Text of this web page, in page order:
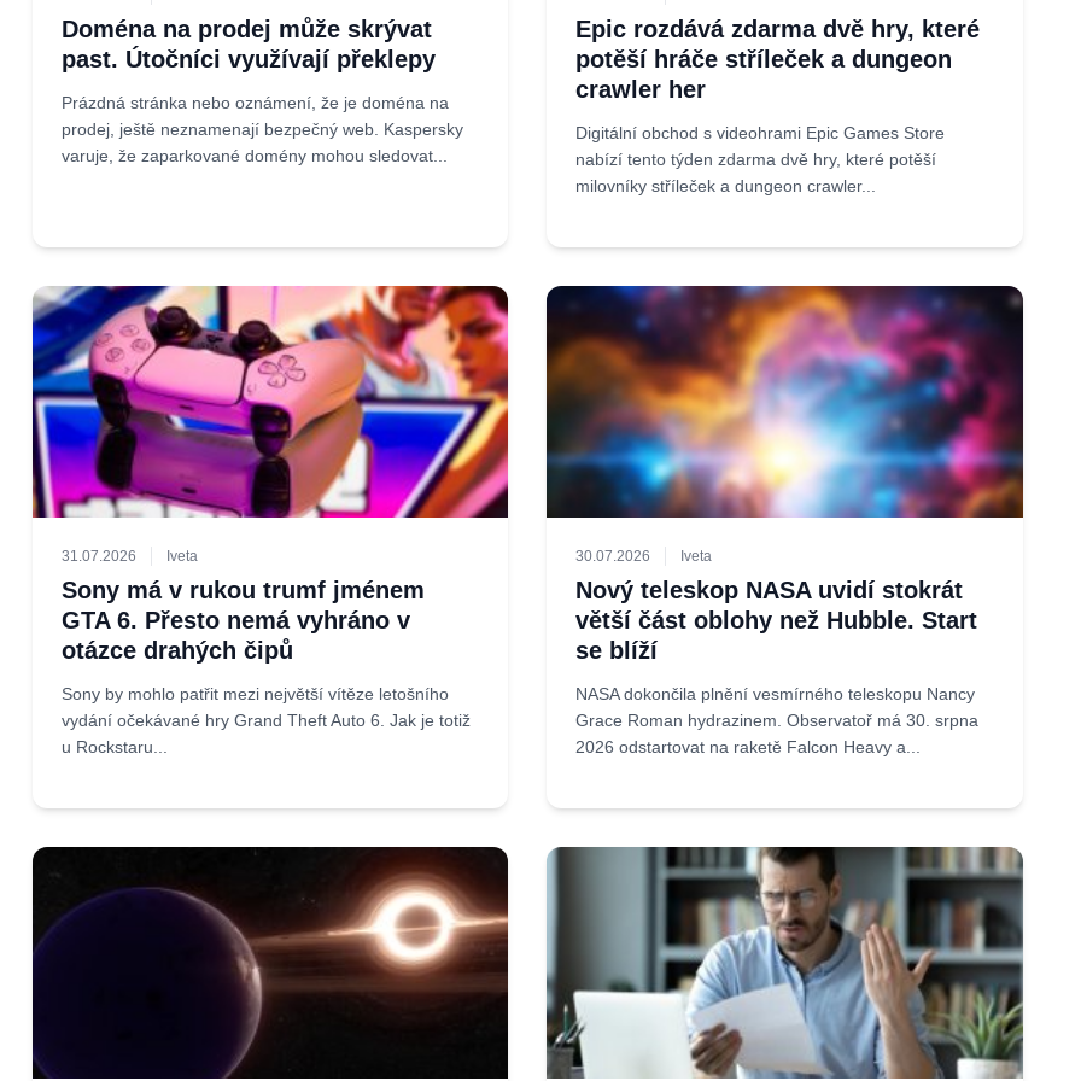
Doména na prodej může skrývat
past. Útočníci využívají překlepy
Prázdná stránka nebo oznámení, že je doména na
prodej, ještě neznamenají bezpečný web. Kaspersky
varuje, že zaparkované domény mohou sledovat...
Epic rozdává zdarma dvě hry, které
potěší hráče stříleček a dungeon
crawler her
Digitální obchod s videohrami Epic Games Store
nabízí tento týden zdarma dvě hry, které potěší
milovníky stříleček a dungeon crawler...
31.07.2026 Iveta
Sony má v rukou trumf jménem
GTA 6. Přesto nemá vyhráno v
otázce drahých čipů
Sony by mohlo patřit mezi největší vítěze letošního
vydání očekávané hry Grand Theft Auto 6. Jak je totiž
u Rockstaru...
30.07.2026 Iveta
Nový teleskop NASA uvidí stokrát
větší část oblohy než Hubble. Start
se blíží
NASA dokončila plnění vesmírného teleskopu Nancy
Grace Roman hydrazinem. Observatoř má 30. srpna
2026 odstartovat na raketě Falcon Heavy a...